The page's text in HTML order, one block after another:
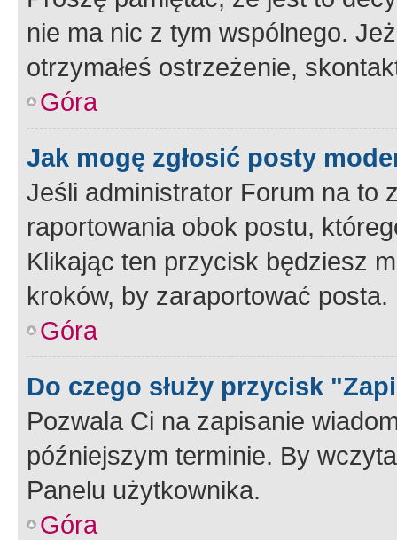
nie ma nic z tym wspólnego.
otrzymałeś ostrzeżenie,
Góra
Jak mogę zgłosić posty
Jeśli administrator Forum na to
raportowania obok postu,
Klikając ten przycisk będziesz
kroków, by zaraportować posta.
Góra
Do czego służy przycisk
Pozwala Ci na zapisanie
późniejszym terminie. By
Panelu użytkownika.
Góra